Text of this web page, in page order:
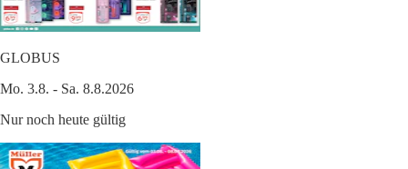
GLOBUS
Mo. 3.8. - Sa. 8.8.2026
Nur noch heute gültig